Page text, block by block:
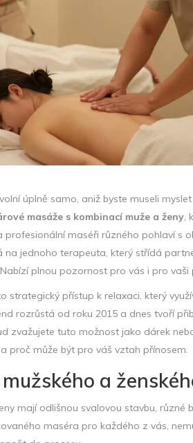
úplně samo, aniž byste museli
masáže s kombinací muže a ženy,
maséři různého pohlaví s
jednoho terapeuta, který střídá
plnou pozornost pro vás i pro vaši
strategický přístup k relaxaci, který
rozrůstá od roku 2015 a dnes tvoří
zvažujete tuto možnost jako dárek
proč může být pro váš vztah přínosem.
a
mají odlišnou svalovou stavbu, různé
maséra pro každého z vás,